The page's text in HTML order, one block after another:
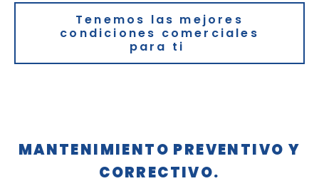
Tenemos las mejores
condiciones comerciales
para ti
MANTENIMIENTO PREVENTIVO Y
CORRECTIVO.